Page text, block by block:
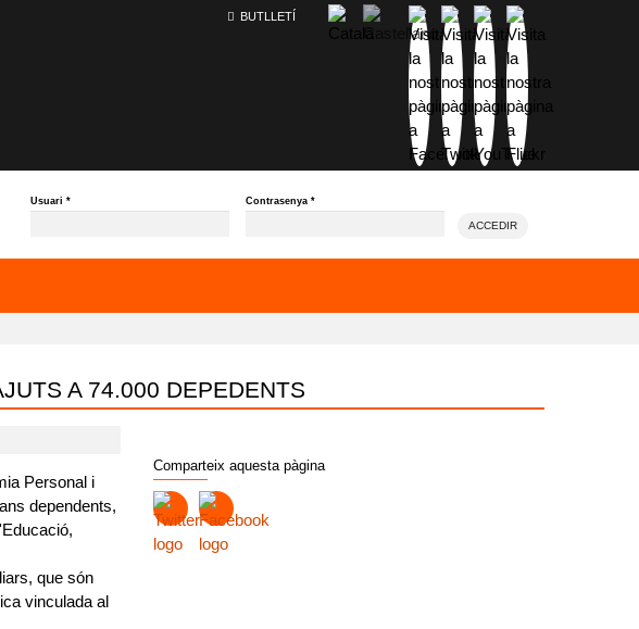
BUTLLETÍ
Usuari* Contrasenya*
ACCEDIR
A 74.000 DEPEDENTS
Personal i
dependents,
que són
vinculada al
Comparteix aquesta pàgina